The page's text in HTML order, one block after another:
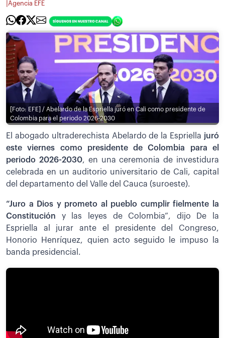
Agencia EFE
[Foto: EFE] / Abelardo de la Espriella juró en Cali como presidente de
Colombia para el periodo 2026-2030
El abogado ultraderechista Abelardo de la Espriella juró
este viernes como presidente de Colombia para el
periodo 2026-2030, en una ceremonia de investidura
celebrada en un auditorio universitario de Cali, capital
del departamento del Valle del Cauca (suroeste).
“Juro a Dios y prometo al pueblo cumplir fielmente la
Constitución y las leyes de Colombia”, dijo De la
Espriella al jurar ante el presidente del Congreso,
Honorio Henríquez, quien acto seguido le impuso la
banda presidencial.